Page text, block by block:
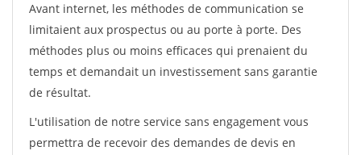
Avant internet, les méthodes de communication se
limitaient aux prospectus ou au porte à porte. Des
méthodes plus ou moins efficaces qui prenaient du
temps et demandait un investissement sans garantie
de résultat.
L'utilisation de notre service sans engagement vous
permettra de recevoir des demandes de devis en